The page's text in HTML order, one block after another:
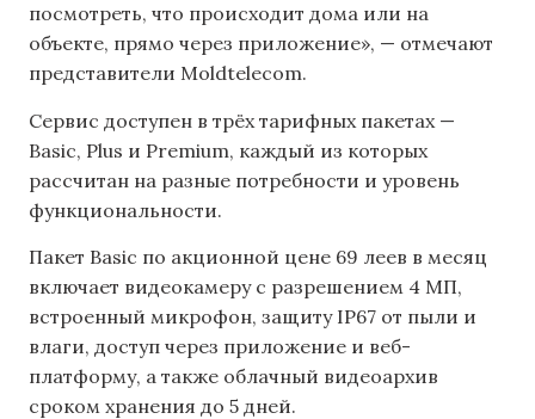
посмотреть, что происходит дома или на
объекте, прямо через приложение», — отмечают
представители Moldtelecom.
Сервис доступен в трёх тарифных пакетах —
Basic, Plus и Premium, каждый из которых
рассчитан на разные потребности и уровень
функциональности.
Пакет Basic по акционной цене 69 леев в месяц
включает видеокамеру с разрешением 4 МП,
встроенный микрофон, защиту IP67 от пыли и
влаги, доступ через приложение и веб-
платформу, а также облачный видеоархив
сроком хранения до 5 дней.